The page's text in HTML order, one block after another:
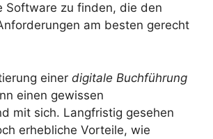
Software zu finden, die den
am besten gerecht
einer digitale Buchführung
einen gewissen
mit sich. Langfristig gesehen
erhebliche Vorteile, wie